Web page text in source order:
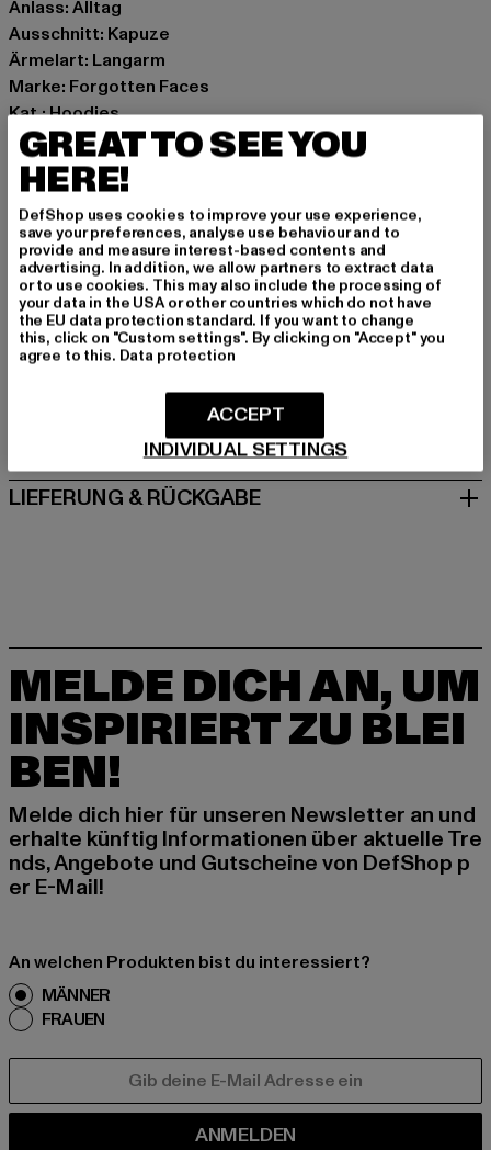
Anlass: Alltag
Ausschnitt: Kapuze
Ärmelart: Langarm
Marke: Forgotten Faces
Kat.: Hoodies
Farbe: schwarz
Hersteller Farbe: black
Materialzusammensetzung: 100% Baumwolle
Art.Nr: FOF0023-00007
Hersteller: TB International GmbH |info@tbint.de
Dr.-Robert-Murjahn-Straße 7 | 64372 Ober-Ramstadt |
DE
GRÖSSE & PASSFORM
PFLEGEHINWEISE
LIEFERUNG & RÜCKGABE
MELDE DICH AN, UM
INSPIRIERT ZU BLEI
BEN!
Melde dich hier für unseren Newsletter an und
erhalte künftig Informationen über aktuelle Tre
nds, Angebote und Gutscheine von DefShop p
er E-Mail!
An welchen Produkten bist du interessiert?
MÄNNER
FRAUEN
ANMELDEN
GREAT TO SEE YOU
HERE!
DefShop uses cookies to improve your use experience,
save your preferences, analyse use behaviour and to
provide and measure interest-based contents and
advertising. In addition, we allow partners to extract data
or to use cookies. This may also include the processing of
your data in the USA or other countries which do not have
the EU data protection standard. If you want to change
this, click on "Custom settings". By clicking on "Accept" you
agree to this. Data protection
INDIVIDUAL SETTINGS
ACCEPT